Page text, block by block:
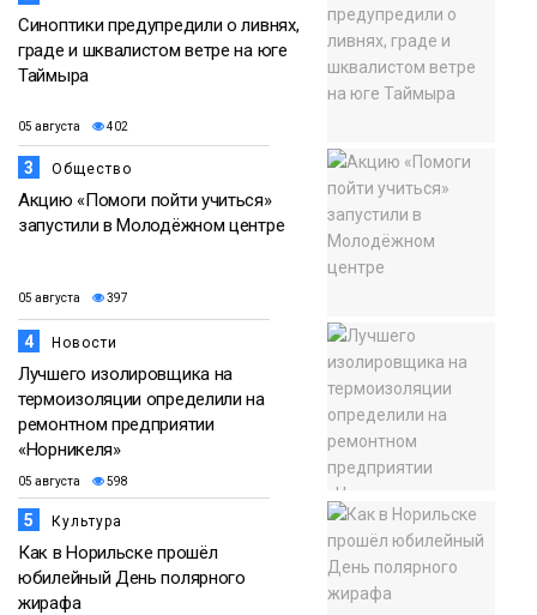
Синоптики предупредили о ливнях,
граде и шквалистом ветре на юге
Таймыра
05 августа 402
3 Общество
Акцию «Помоги пойти учиться»
запустили в Молодёжном центре
05 августа 397
4 Новости
Лучшего изолировщика на
термоизоляции определили на
ремонтном предприятии
«Норникеля»
05 августа 598
5 Культура
Как в Норильске прошёл
юбилейный День полярного
жирафа